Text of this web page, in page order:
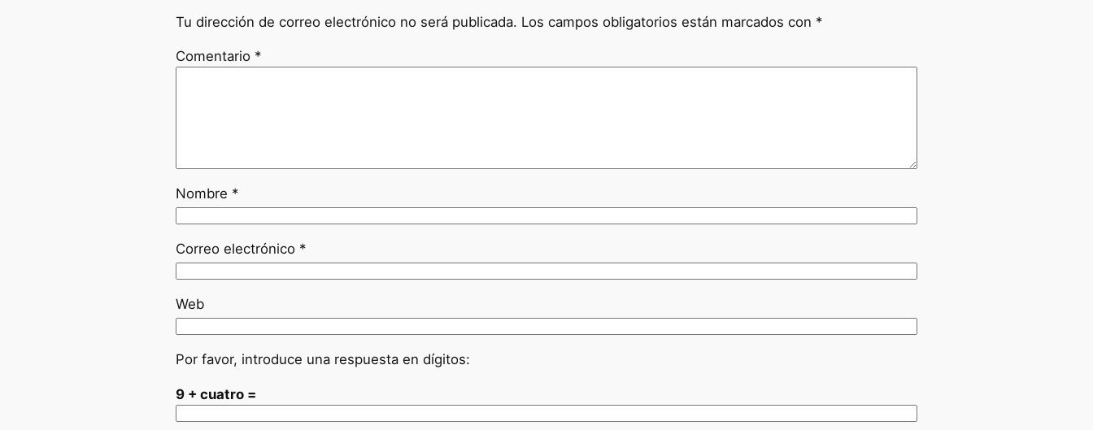
Tu dirección de correo electrónico no será publicada. Los campos obligatorios están marcados con *
Comentario *
Nombre *
Correo electrónico *
Web
Por favor, introduce una respuesta en dígitos:
9 + cuatro =